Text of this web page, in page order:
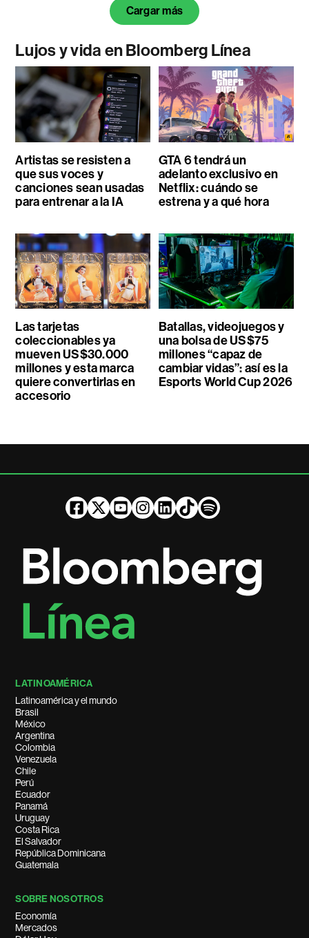
Cargar más
Lujos y vida en Bloomberg Línea
Artistas se resisten a
que sus voces y
canciones sean usadas
para entrenar a la IA
GTA 6 tendrá un
adelanto exclusivo en
Netflix: cuándo se
estrena y a qué hora
Las tarjetas
coleccionables ya
mueven US$30.000
millones y esta marca
quiere convertirlas en
accesorio
Batallas, videojuegos y
una bolsa de US$75
millones “capaz de
cambiar vidas”: así es la
Esports World Cup 2026
LATINOAMÉRICA
Latinoamérica y el mundo
Brasil
México
Argentina
Colombia
Venezuela
Chile
Perú
Ecuador
Panamá
Uruguay
Costa Rica
El Salvador
República Dominicana
Guatemala
SOBRE NOSOTROS
Economía
Mercados